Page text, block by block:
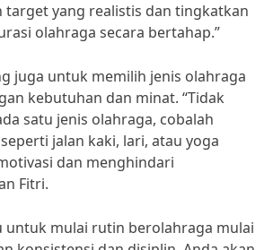
target yang realistis dan tingkatkan
olahraga secara bertahap.”
juga untuk memilih jenis olahraga
kebutuhan dan minat. “Tidak
satu jenis olahraga, cobalah
jalan kaki, lari, atau yoga
dan menghindari
Fitri.
untuk mulai rutin berolahraga mulai